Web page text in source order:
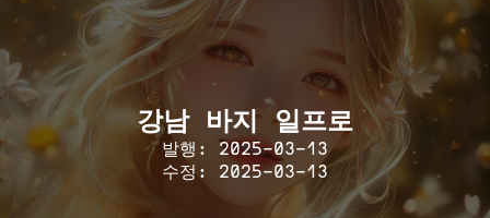
강남 바지 일프로
발행: 2025-03-13
수정: 2025-03-13